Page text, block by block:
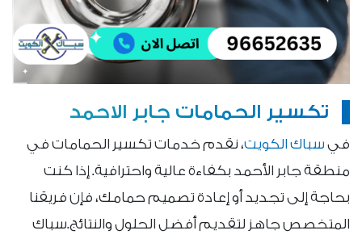
تكسير الحمامات جابر الاحمد
في سباك الكويت، نقدم خدمات تكسير الحمامات في
منطقة جابر الأحمد بكفاءة عالية واحترافية. إذا كنت
بحاجة إلى تجديد أو إعادة تصميم حمامك، فإن فريقنا
المتخصص جاهز لتقديم أفضل الحلول والنتائج.سباك